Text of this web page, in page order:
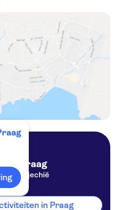
wijk van Praag
Praag
Tsjechië
in Praag